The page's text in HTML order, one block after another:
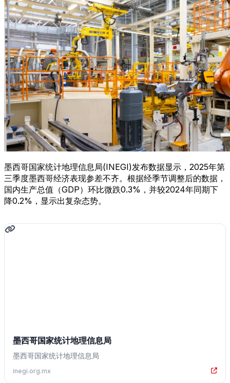
墨西哥国家统计地理信息局(INEGI)发布数据显示，2025年第
三季度墨西哥经济表现参差不齐。根据经季节调整后的数据，
国内生产总值（GDP）环比微跌0.3%，并较2024年同期下
降0.2%，显示出复杂态势。
墨西哥国家统计地理信息局
墨西哥国家统计地理信息局
inegi.org.mx